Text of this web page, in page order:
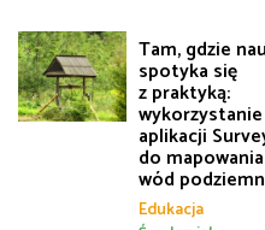
Tam, gdzie
spotyka się
z praktyką:
wykorzystanie
aplikacji
do mapowania
wód
Edukacja